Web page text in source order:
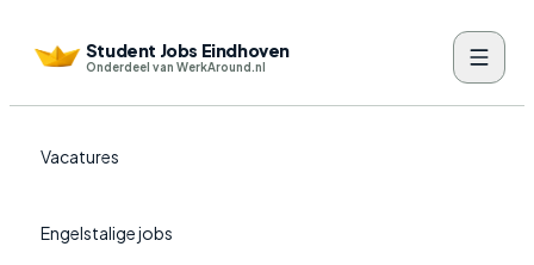
Student Jobs Eindhoven
Onderdeel van WerkAround.nl
Vacatures
Engelstalige jobs